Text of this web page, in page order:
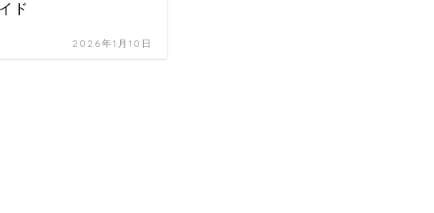
ド
2026年1月10日